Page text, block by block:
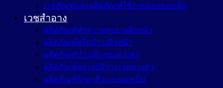
เวชภัณฑ์และผลิตภัณฑ์ใช้ภายนอกของเด็ก
เวชสำอาง
ผลิตภัณฑ์ทำความสะอาดผิวหน้า
ผลิตภัณฑ์ครีมบำรุงผิวหน้า
ผลิตภัณฑ์บำรุงผิวรอบดวงตา
ผลิตภัณฑ์ลดรอยฝ้ากระจุดด่างดำ
ผลิตภัณฑ์รักษาสิวและแผลเป็น